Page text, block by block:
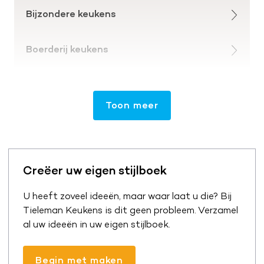
Bijzondere keukens
Boerderij keukens
Toon meer
Creëer uw eigen stijlboek
U heeft zoveel ideeën, maar waar laat u die? Bij
Tieleman Keukens is dit geen probleem. Verzamel
al uw ideeën in uw eigen stijlboek.
Begin met maken